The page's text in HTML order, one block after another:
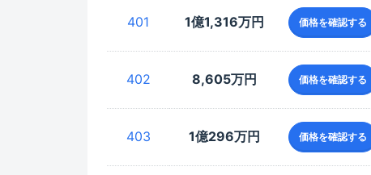
401 1億1,316万円 価格を確認する
402 8,605万円 価格を確認する
403 1億296万円 価格を確認する